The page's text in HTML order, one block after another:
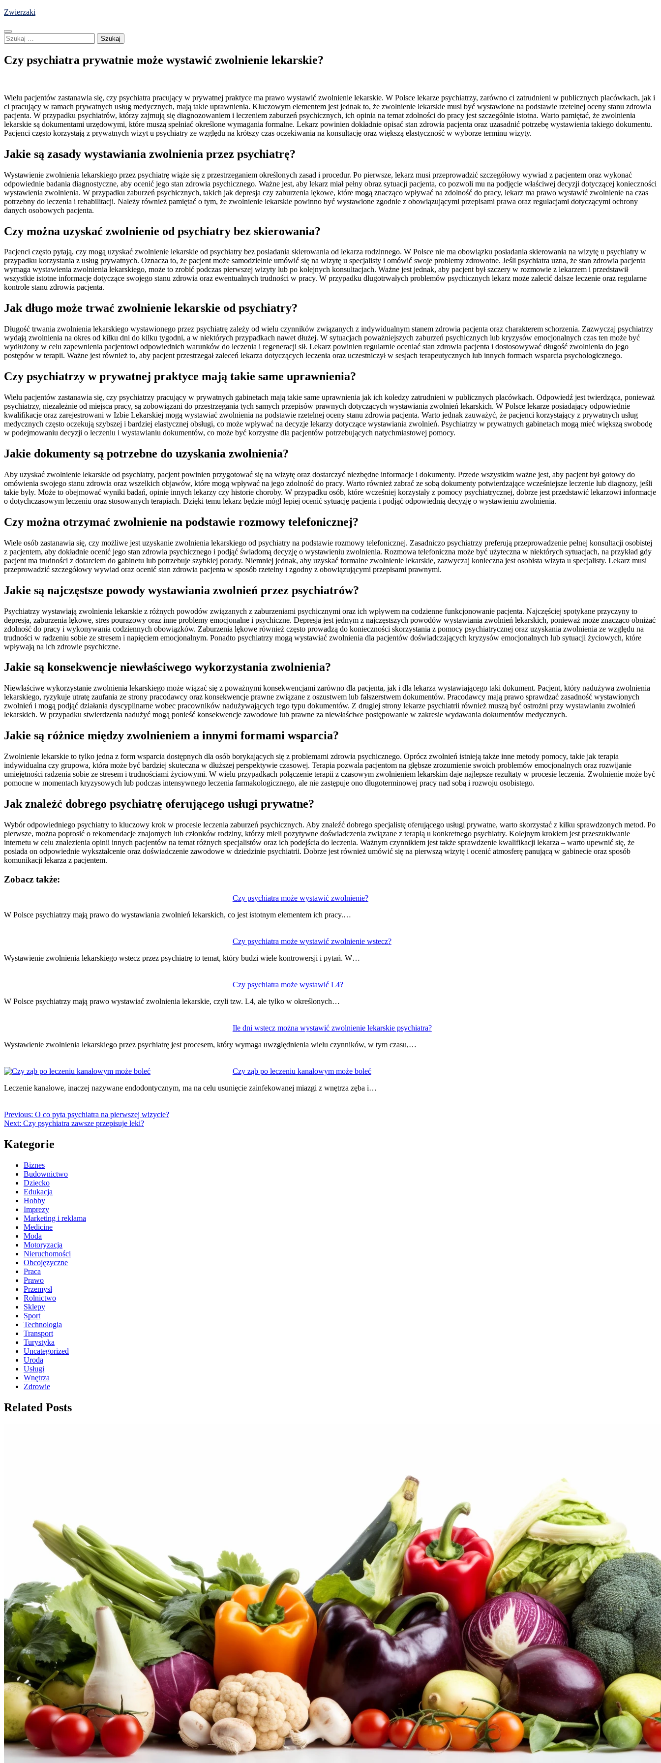
Skip
content
Zwierzaki
Szukaj:
Czy psychiatra prywatnie może wystawić zwolnienie lekarskie?
Wielu pacjentów zastanawia się, czy psychiatra pracujący w prywatnej praktyce ma prawo wystawić zwolnienie lekarskie. W Polsce lekarze psychiatrzy, zarówno ci zatrudnieni w publicznych placówkach, jak i
ci pracujący w ramach prywatnych usług medycznych, mają takie uprawnienia. Kluczowym elementem jest jednak to, że zwolnienie lekarskie musi być wystawione na podstawie rzetelnej oceny stanu zdrowia
pacjenta. W przypadku psychiatrów, którzy zajmują się diagnozowaniem i leczeniem zaburzeń psychicznych, ich opinia na temat zdolności do pracy jest szczególnie istotna. Warto pamiętać, że zwolnienia
lekarskie są dokumentami urzędowymi, które muszą spełniać określone wymagania formalne. Lekarz powinien dokładnie opisać stan zdrowia pacjenta oraz uzasadnić potrzebę wystawienia takiego dokumentu.
Pacjenci często korzystają z prywatnych wizyt u psychiatry ze względu na krótszy czas oczekiwania na konsultację oraz większą elastyczność w wyborze terminu wizyty.
Jakie są zasady wystawiania zwolnienia przez psychiatrę?
Wystawienie zwolnienia lekarskiego przez psychiatrę wiąże się z przestrzeganiem określonych zasad i procedur. Po pierwsze, lekarz musi przeprowadzić szczegółowy wywiad z pacjentem oraz wykonać
odpowiednie badania diagnostyczne, aby ocenić jego stan zdrowia psychicznego. Ważne jest, aby lekarz miał pełny obraz sytuacji pacjenta, co pozwoli mu na podjęcie właściwej decyzji dotyczącej konieczności
wystawienia zwolnienia. W przypadku zaburzeń psychicznych, takich jak depresja czy zaburzenia lękowe, które mogą znacząco wpływać na zdolność do pracy, lekarz ma prawo wystawić zwolnienie na czas
potrzebny do leczenia i rehabilitacji. Należy również pamiętać o tym, że zwolnienie lekarskie powinno być wystawione zgodnie z obowiązującymi przepisami prawa oraz regulacjami dotyczącymi ochrony
danych osobowych pacjenta.
Czy można uzyskać zwolnienie od psychiatry bez skierowania?
Pacjenci często pytają, czy mogą uzyskać zwolnienie lekarskie od psychiatry bez posiadania skierowania od lekarza rodzinnego. W Polsce nie ma obowiązku posiadania skierowania na wizytę u psychiatry w
przypadku korzystania z usług prywatnych. Oznacza to, że pacjent może samodzielnie umówić się na wizytę u specjalisty i omówić swoje problemy zdrowotne. Jeśli psychiatra uzna, że stan zdrowia pacjenta
wymaga wystawienia zwolnienia lekarskiego, może to zrobić podczas pierwszej wizyty lub po kolejnych konsultacjach. Ważne jest jednak, aby pacjent był szczery w rozmowie z lekarzem i przedstawił
wszystkie istotne informacje dotyczące swojego stanu zdrowia oraz ewentualnych trudności w pracy. W przypadku długotrwałych problemów psychicznych lekarz może zalecić dalsze leczenie oraz regularne
kontrole stanu zdrowia pacjenta.
Jak długo może trwać zwolnienie lekarskie od psychiatry?
Długość trwania zwolnienia lekarskiego wystawionego przez psychiatrę zależy od wielu czynników związanych z indywidualnym stanem zdrowia pacjenta oraz charakterem schorzenia. Zazwyczaj psychiatrzy
wydają zwolnienia na okres od kilku dni do kilku tygodni, a w niektórych przypadkach nawet dłużej. W sytuacjach poważniejszych zaburzeń psychicznych lub kryzysów emocjonalnych czas ten może być
wydłużony w celu zapewnienia pacjentowi odpowiednich warunków do leczenia i regeneracji sił. Lekarz powinien regularnie oceniać stan zdrowia pacjenta i dostosowywać długość zwolnienia do jego
postępów w terapii. Ważne jest również to, aby pacjent przestrzegał zaleceń lekarza dotyczących leczenia oraz uczestniczył w sesjach terapeutycznych lub innych formach wsparcia psychologicznego.
Czy psychiatrzy w prywatnej praktyce mają takie same uprawnienia?
Wielu pacjentów zastanawia się, czy psychiatrzy pracujący w prywatnych gabinetach mają takie same uprawnienia jak ich koledzy zatrudnieni w publicznych placówkach. Odpowiedź jest twierdząca, ponieważ
psychiatrzy, niezależnie od miejsca pracy, są zobowiązani do przestrzegania tych samych przepisów prawnych dotyczących wystawiania zwolnień lekarskich. W Polsce lekarze posiadający odpowiednie
kwalifikacje oraz zarejestrowani w Izbie Lekarskiej mogą wystawiać zwolnienia na podstawie rzetelnej oceny stanu zdrowia pacjenta. Warto jednak zauważyć, że pacjenci korzystający z prywatnych usług
medycznych często oczekują szybszej i bardziej elastycznej obsługi, co może wpływać na decyzje lekarzy dotyczące wystawiania zwolnień. Psychiatrzy w prywatnych gabinetach mogą mieć większą swobodę
w podejmowaniu decyzji o leczeniu i wystawianiu dokumentów, co może być korzystne dla pacjentów potrzebujących natychmiastowej pomocy.
Jakie dokumenty są potrzebne do uzyskania zwolnienia?
Aby uzyskać zwolnienie lekarskie od psychiatry, pacjent powinien przygotować się na wizytę oraz dostarczyć niezbędne informacje i dokumenty. Przede wszystkim ważne jest, aby pacjent był gotowy do
omówienia swojego stanu zdrowia oraz wszelkich objawów, które mogą wpływać na jego zdolność do pracy. Warto również zabrać ze sobą dokumenty potwierdzające wcześniejsze leczenie lub diagnozy, jeśli
takie były. Może to obejmować wyniki badań, opinie innych lekarzy czy historie choroby. W przypadku osób, które wcześniej korzystały z pomocy psychiatrycznej, dobrze jest przedstawić lekarzowi informacje
o dotychczasowym leczeniu oraz stosowanych terapiach. Dzięki temu lekarz będzie mógł lepiej ocenić sytuację pacjenta i podjąć odpowiednią decyzję o wystawieniu zwolnienia.
Czy można otrzymać zwolnienie na podstawie rozmowy telefonicznej?
Wiele osób zastanawia się, czy możliwe jest uzyskanie zwolnienia lekarskiego od psychiatry na podstawie rozmowy telefonicznej. Zasadniczo psychiatrzy preferują przeprowadzenie pełnej konsultacji osobistej
z pacjentem, aby dokładnie ocenić jego stan zdrowia psychicznego i podjąć świadomą decyzję o wystawieniu zwolnienia. Rozmowa telefoniczna może być użyteczna w niektórych sytuacjach, na przykład gdy
pacjent ma trudności z dotarciem do gabinetu lub potrzebuje szybkiej porady. Niemniej jednak, aby uzyskać formalne zwolnienie lekarskie, zazwyczaj konieczna jest osobista wizyta u specjalisty. Lekarz musi
przeprowadzić szczegółowy wywiad oraz ocenić stan zdrowia pacjenta w sposób rzetelny i zgodny z obowiązującymi przepisami prawnymi.
Jakie są najczęstsze powody wystawiania zwolnień przez psychiatrów?
Psychiatrzy wystawiają zwolnienia lekarskie z różnych powodów związanych z zaburzeniami psychicznymi oraz ich wpływem na codzienne funkcjonowanie pacjenta. Najczęściej spotykane przyczyny to
depresja, zaburzenia lękowe, stres pourazowy oraz inne problemy emocjonalne i psychiczne. Depresja jest jednym z najczęstszych powodów wystawiania zwolnień lekarskich, ponieważ może znacząco obniżać
zdolność do pracy i wykonywania codziennych obowiązków. Zaburzenia lękowe również często prowadzą do konieczności skorzystania z pomocy psychiatrycznej oraz uzyskania zwolnienia ze względu na
trudności w radzeniu sobie ze stresem i napięciem emocjonalnym. Ponadto psychiatrzy mogą wystawiać zwolnienia dla pacjentów doświadczających kryzysów emocjonalnych lub sytuacji życiowych, które
wpływają na ich zdrowie psychiczne.
Jakie są konsekwencje niewłaściwego wykorzystania zwolnienia?
Niewłaściwe wykorzystanie zwolnienia lekarskiego może wiązać się z poważnymi konsekwencjami zarówno dla pacjenta, jak i dla lekarza wystawiającego taki dokument. Pacjent, który nadużywa zwolnienia
lekarskiego, ryzykuje utratę zaufania ze strony pracodawcy oraz konsekwencje prawne związane z oszustwem lub fałszerstwem dokumentów. Pracodawcy mają prawo sprawdzać zasadność wystawionych
zwolnień i mogą podjąć działania dyscyplinarne wobec pracowników nadużywających tego typu dokumentów. Z drugiej strony lekarze psychiatrii również muszą być ostrożni przy wystawianiu zwolnień
lekarskich. W przypadku stwierdzenia nadużyć mogą ponieść konsekwencje zawodowe lub prawne za niewłaściwe postępowanie w zakresie wydawania dokumentów medycznych.
Jakie są różnice między zwolnieniem a innymi formami wsparcia?
Zwolnienie lekarskie to tylko jedna z form wsparcia dostępnych dla osób borykających się z problemami zdrowia psychicznego. Oprócz zwolnień istnieją także inne metody pomocy, takie jak terapia
indywidualna czy grupowa, która może być bardziej skuteczna w dłuższej perspektywie czasowej. Terapia pozwala pacjentom na głębsze zrozumienie swoich problemów emocjonalnych oraz rozwijanie
umiejętności radzenia sobie ze stresem i trudnościami życiowymi. W wielu przypadkach połączenie terapii z czasowym zwolnieniem lekarskim daje najlepsze rezultaty w procesie leczenia. Zwolnienie może być
pomocne w momentach kryzysowych lub podczas intensywnego leczenia farmakologicznego, ale nie zastępuje ono długoterminowej pracy nad sobą i rozwoju osobistego.
Jak znaleźć dobrego psychiatrę oferującego usługi prywatne?
Wybór odpowiedniego psychiatry to kluczowy krok w procesie leczenia zaburzeń psychicznych. Aby znaleźć dobrego specjalistę oferującego usługi prywatne, warto skorzystać z kilku sprawdzonych metod. Po
pierwsze, można poprosić o rekomendacje znajomych lub członków rodziny, którzy mieli pozytywne doświadczenia związane z terapią u konkretnego psychiatry. Kolejnym krokiem jest przeszukiwanie
internetu w celu znalezienia opinii innych pacjentów na temat różnych specjalistów oraz ich podejścia do leczenia. Ważnym czynnikiem jest także sprawdzenie kwalifikacji lekarza – warto upewnić się, że
posiada on odpowiednie wykształcenie oraz doświadczenie zawodowe w dziedzinie psychiatrii. Dobrze jest również umówić się na pierwszą wizytę i ocenić atmosferę panującą w gabinecie oraz sposób
komunikacji lekarza z pacjentem.
Zobacz także:
Czy psychiatra może wystawić zwolnienie?
W Polsce psychiatrzy mają prawo do wystawiania zwolnień lekarskich, co jest istotnym elementem ich pracy.…
Czy psychiatra może wystawić zwolnienie wstecz?
Wystawienie zwolnienia lekarskiego wstecz przez psychiatrę to temat, który budzi wiele kontrowersji i pytań. W…
Czy psychiatra może wystawić L4?
W Polsce psychiatrzy mają prawo wystawiać zwolnienia lekarskie, czyli tzw. L4, ale tylko w określonych…
Ile dni wstecz można wystawić zwolnienie lekarskie psychiatra?
Wystawienie zwolnienia lekarskiego przez psychiatrę jest procesem, który wymaga uwzględnienia wielu czynników, w tym czasu,…
Czy ząb po leczeniu kanałowym może boleć
Leczenie kanałowe, inaczej nazywane endodontycznym, ma na celu usunięcie zainfekowanej miazgi z wnętrza zęba i…
wpisu
Previous: O co pyta psychiatra na pierwszej wizycie?
Next: Czy psychiatra zawsze przepisuje leki?
Kategorie
Biznes
Budownictwo
Dziecko
Edukacja
Hobby
Imprezy
Marketing i reklama
Medicine
Moda
Motoryzacja
Nieruchomości
Obcojęzyczne
Praca
Prawo
Przemysł
Rolnictwo
Sklepy
Sport
Technologia
Transport
Turystyka
Uncategorized
Uroda
Usługi
Wnętrza
Zdrowie
Related Posts